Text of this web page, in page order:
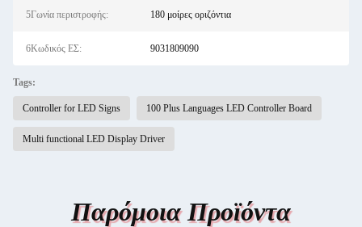
5Γωνία περιστροφής: 180 μοίρες οριζόντια
6Κωδικός ΕΣ: 9031809090
Tags:
Controller for LED Signs 100 Plus Languages LED Controller Board
Multi functional LED Display Driver
Παρόμοια Προϊόντα